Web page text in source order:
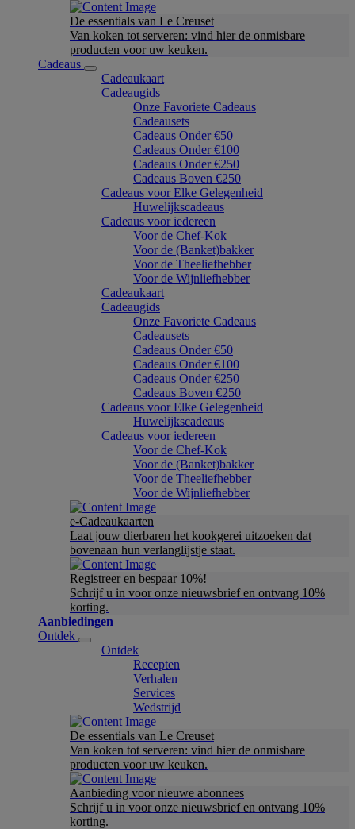
De essentials van Le Creuset
Van koken tot serveren: vind hier de onmisbare
producten voor uw keuken.
Cadeaus
Cadeaukaart
Cadeaugids
Onze Favoriete Cadeaus
Cadeausets
Cadeaus Onder €50
Cadeaus Onder €100
Cadeaus Onder €250
Cadeaus Boven €250
Cadeaus voor Elke Gelegenheid
Huwelijkscadeaus
Cadeaus voor iedereen
Voor de Chef-Kok
Voor de (Banket)bakker
Voor de Theeliefhebber
Voor de Wijnliefhebber
Cadeaukaart
Cadeaugids
Onze Favoriete Cadeaus
Cadeausets
Cadeaus Onder €50
Cadeaus Onder €100
Cadeaus Onder €250
Cadeaus Boven €250
Cadeaus voor Elke Gelegenheid
Huwelijkscadeaus
Cadeaus voor iedereen
Voor de Chef-Kok
Voor de (Banket)bakker
Voor de Theeliefhebber
Voor de Wijnliefhebber
e-Cadeaukaarten
Laat jouw dierbaren het kookgerei uitzoeken dat
bovenaan hun verlanglijstje staat.
Registreer en bespaar 10%!
Schrijf u in voor onze nieuwsbrief en ontvang 10%
korting.
Aanbiedingen
Ontdek
Ontdek
Recepten
Verhalen
Services
Wedstrijd
De essentials van Le Creuset
Van koken tot serveren: vind hier de onmisbare
producten voor uw keuken.
Aanbieding voor nieuwe abonnees
Schrijf u in voor onze nieuwsbrief en ontvang 10%
korting.